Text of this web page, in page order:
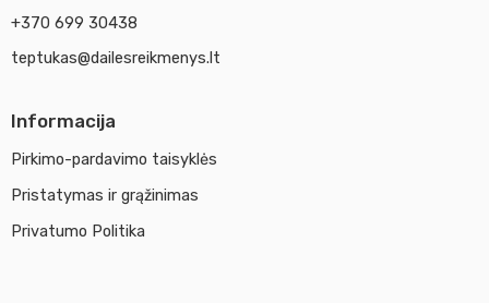
+370 699 30438
teptukas@dailesreikmenys.lt
Informacija
Pirkimo-pardavimo taisyklės
Pristatymas ir grąžinimas
Privatumo Politika